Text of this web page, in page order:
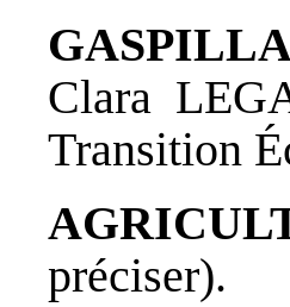
Clara
Transition
préciser).